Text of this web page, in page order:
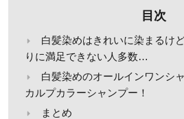
目次
白髪染めはきれいに染まるけ
りに満足できない人多数…
白髪染めのオールインワンシ
カルプカラーシャンプー！
まとめ